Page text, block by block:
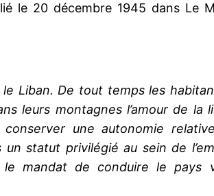
le 20 décembre 1945 dans Le
le Liban. De tout temps les
leurs montagnes l’amour de la
une autonomie
statut privilégié au sein de
le mandat de conduire le pays